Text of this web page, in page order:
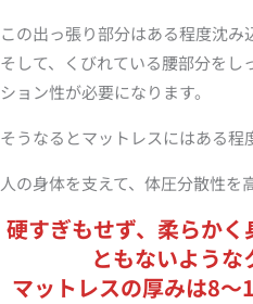
この出っ張り部分はある程度沈み
そして、くびれている腰部分をし
ション性が必要になります。
そうなるとマットレスにはある程
人の身体を支えて、体圧分散性
硬すぎもせず、柔らか
ともないような
マットレスの厚みは8